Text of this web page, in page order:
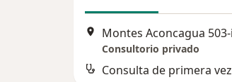
Consultorio privado
Consulta de primera vez